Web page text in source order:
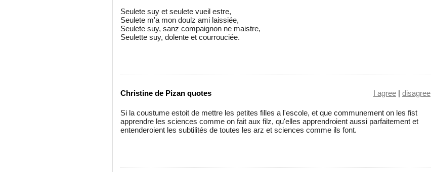
Seulete suy et seulete vueil estre,
Seulete m'a mon doulz ami laissiée,
Seulete suy, sanz compaignon ne maistre,
Seulette suy, dolente et courrouciée.
Christine de Pizan quotes I agree | disagree
Si la coustume estoit de mettre les petites filles a l'escole, et que communement on les fist
apprendre les sciences comme on fait aux filz, qu'elles apprendroient aussi parfaitement et
entenderoient les subtilités de toutes les arz et sciences comme ils font.